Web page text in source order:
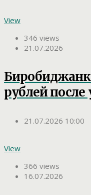
View
346 views
21.07.2026
рублей после
21.07.2026 10:00
View
366 views
16.07.2026